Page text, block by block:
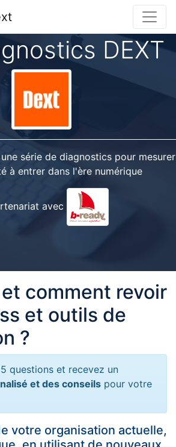
DEXT
série de diagnostics pour mesurer
à entrer dans l'ère numérique
avec
comment revoir
et outils de
?
questions et recevez un
et des conseils pour votre
votre organisation actuelle,